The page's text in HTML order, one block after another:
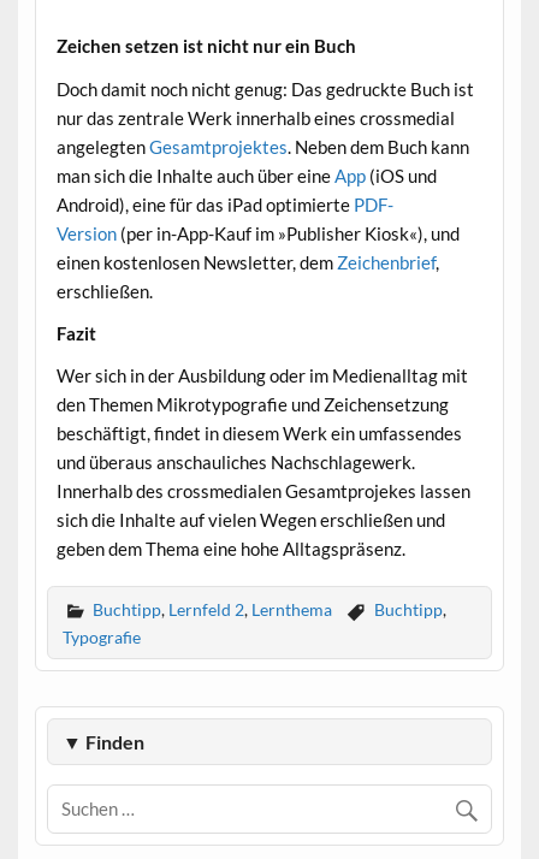
Zeichen setzen ist nicht nur ein Buch
Doch damit noch nicht genug: Das gedruckte Buch ist
nur das zentrale Werk innerhalb eines crossmedial
angelegtenGesamtprojektes . Neben dem Buch kann
man sich die Inhalte auch über eine App(iOS und
Android), eine für das iPad optimierte PDF-
Version(per in-App-Kauf im »Publisher Kiosk«), und
einen kostenlosen Newsletter, dem Zeichenbrief,
erschließen.
Fazit
Wer sich in der Ausbildung oder im Medienalltag mit
den Themen Mikrotypografie und Zeichensetzung
beschäftigt, findet in diesem Werk ein umfassendes
und überaus anschauliches Nachschlagewerk.
Innerhalb des crossmedialen Gesamtprojekes lassen
sich die Inhalte auf vielen Wegen erschließen und
geben dem Thema eine hohe Alltagspräsenz.
Buchtipp, Lernfeld 2, Lernthema Buchtipp,
Typografie
▼ Finden